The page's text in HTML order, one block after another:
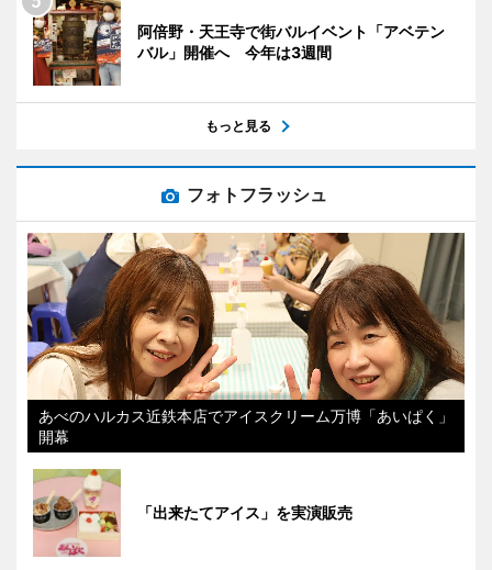
阿倍野・天王寺で街バルイベント「アベテン
バル」開催へ 今年は3週間
もっと見る
フォトフラッシュ
あべのハルカス近鉄本店でアイスクリーム万博「あいぱく」
開幕
「出来たてアイス」を実演販売